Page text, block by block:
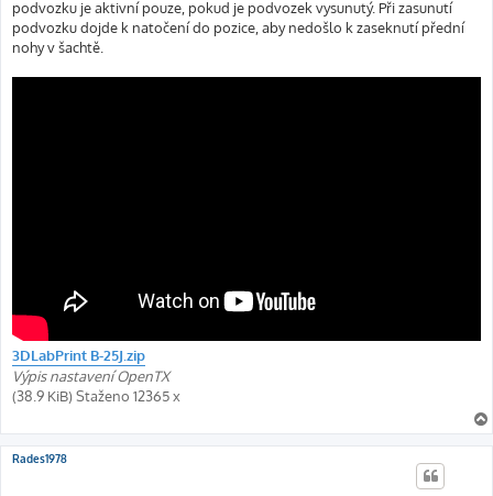
podvozku je aktivní pouze, pokud je podvozek vysunutý. Při zasunutí
podvozku dojde k natočení do pozice, aby nedošlo k zaseknutí přední
nohy v šachtě.
3DLabPrint B-25J.zip
Výpis nastavení OpenTX
(38.9 KiB) Staženo 12365 x
Rades1978